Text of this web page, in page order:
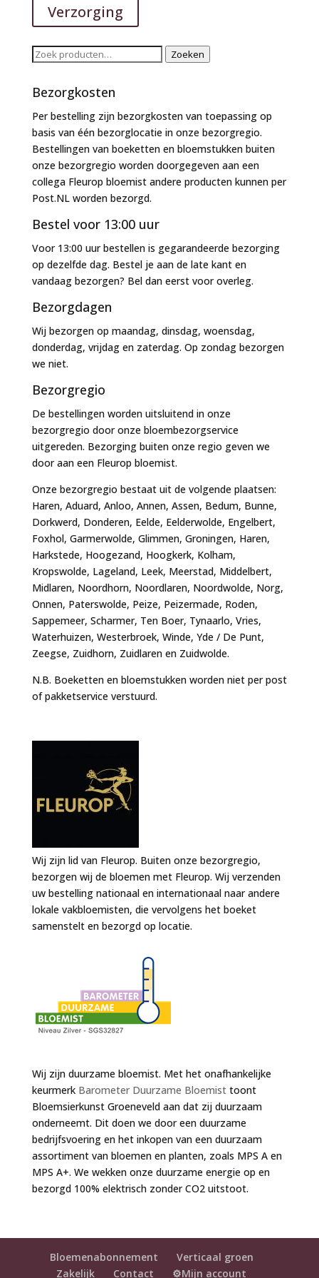
Verzorging
Zoeken
Zoeken
Bezorgkosten
Per bestelling zijn bezorgkosten van toepassing op
basis van één bezorglocatie in onze bezorgregio.
Bestellingen van boeketten en bloemstukken buiten
onze bezorgregio worden doorgegeven aan een
collega Fleurop bloemist andere producten kunnen per
Post.NL worden bezorgd.
Bestel voor 13:00 uur
Voor 13:00 uur bestellen is gegarandeerde bezorging
op dezelfde dag. Bestel je aan de late kant en
vandaag bezorgen? Bel dan eerst voor overleg.
Bezorgdagen
Wij bezorgen op maandag, dinsdag, woensdag,
donderdag, vrijdag en zaterdag. Op zondag bezorgen
we niet.
Bezorgregio
De bestellingen worden uitsluitend in onze
bezorgregio door onze bloembezorgservice
uitgereden. Bezorging buiten onze regio geven we
door aan een Fleurop bloemist.
Onze bezorgregio bestaat uit de volgende plaatsen:
Haren, Aduard, Anloo, Annen, Assen, Bedum, Bunne,
Dorkwerd, Donderen, Eelde, Eelderwolde, Engelbert,
Foxhol, Garmerwolde, Glimmen, Groningen, Haren,
Harkstede, Hoogezand, Hoogkerk, Kolham,
Kropswolde, Lageland, Leek, Meerstad, Middelbert,
Midlaren, Noordhorn, Noordlaren, Noordwolde, Norg,
Onnen, Paterswolde, Peize, Peizermade, Roden,
Sappemeer, Scharmer, Ten Boer, Tynaarlo, Vries,
Waterhuizen, Westerbroek, Winde, Yde / De Punt,
Zeegse, Zuidhorn, Zuidlaren en Zuidwolde.
N.B. Boeketten en bloemstukken worden niet per post
of pakketservice verstuurd.
Wij zijn lid van Fleurop. Buiten onze bezorgregio,
bezorgen wij de bloemen met Fleurop. Wij verzenden
uw bestelling nationaal en internationaal naar andere
lokale vakbloemisten, die vervolgens het boeket
samenstelt en bezorgd op locatie.
Wij zijn duurzame bloemist. Met het onafhankelijke
keurmerk Barometer Duurzame Bloemisttoont
Bloemsierkunst Groeneveld aan dat zij duurzaam
onderneemt. Dit doen we door een duurzame
bedrijfsvoering en het inkopen van een duurzaam
assortiment van bloemen en planten, zoals MPS A en
MPS A+. We wekken onze duurzame energie op en
bezorgd 100% elektrisch zonder CO2 uitstoot.
Bloemenabonnement
Verticaal groen
Zakelijk
Contact ⚙️Mijn account